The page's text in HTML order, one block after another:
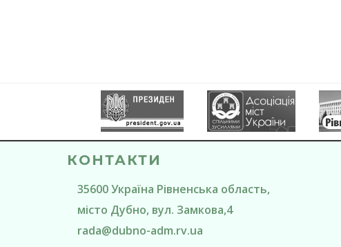
КОНТАКТИ
35600Україна Рівненська область,
місто Дубно, вул. Замкова,4
rada@dubno-adm.rv.ua